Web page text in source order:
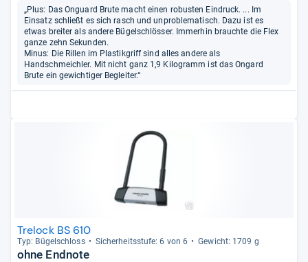
„Plus: Das Onguard Brute macht einen robusten Eindruck. ... Im
Einsatz schließt es sich rasch und unproblematisch. Dazu ist es
etwas breiter als andere Bügelschlösser. Immerhin brauchte die Flex
ganze zehn Sekunden.
Minus: Die Rillen im Plastikgriff sind alles andere als
Handschmeichler. Mit nicht ganz 1,9 Kilogramm ist das Ongard
Brute ein gewichtiger Begleiter.“
Trelock BS 610
Typ: Bügel­schloss Sicher­heits­stufe: 6 von 6 Gewicht: 1709 g
ohne Endnote